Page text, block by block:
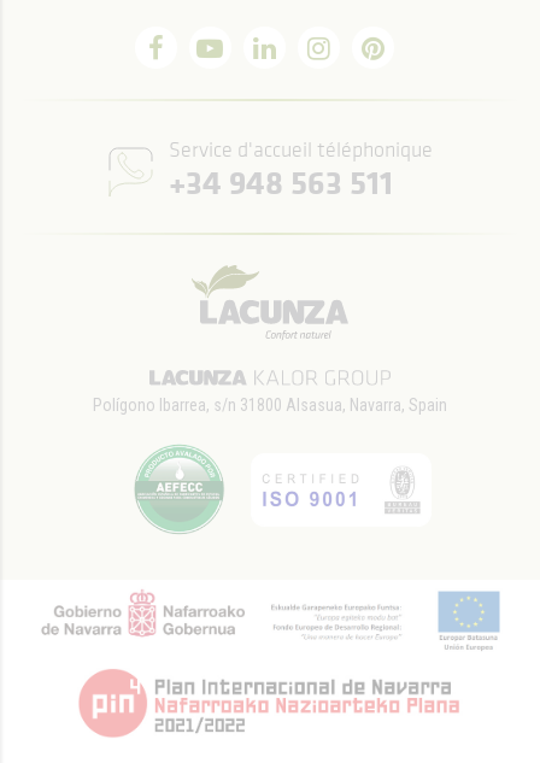
Service d'accueil téléphonique
+34 948 563 511
Polígono Ibarrea, s/n 31800 Alsasua, Navarra, Spain